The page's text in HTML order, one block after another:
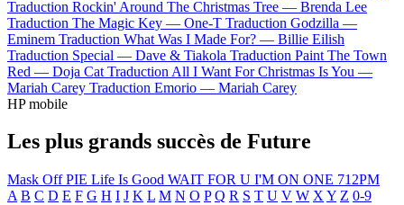
Traduction Rockin' Around The Christmas Tree — Brenda Lee
Traduction The Magic Key — One-T Traduction Godzilla —
Eminem Traduction What Was I Made For? — Billie Eilish
Traduction Special — Dave & Tiakola Traduction Paint The Town
Red — Doja Cat Traduction All I Want For Christmas Is You —
Mariah Carey Traduction Emorio — Mariah Carey
HP mobile
Les plus grands succès de Future
Mask OffPIE Life Is Good WAIT FOR U I'M ON ONE 712PM
A B C D E F G H I J K L M N O P Q R S T U V W X Y Z 0-9